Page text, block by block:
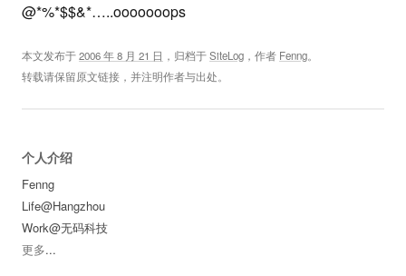
@*%*$$&*…..ooooooops
本文发布于2006 年 8 月 21 日 ，归档于SiteLog ，作者 Fenng。
转载请保留原文链接，并注明作者与出处。
个人介绍
Fenng
Life@Hangzhou
Work@无码科技
更多...